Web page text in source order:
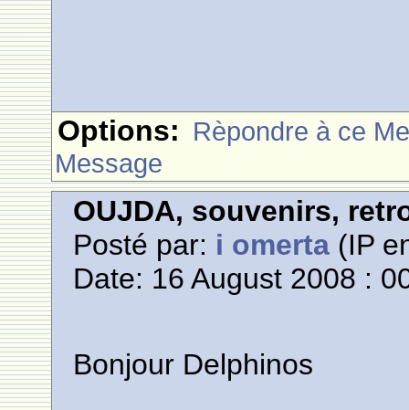
Options: Rèpondre à ce
Message
OUJDA, souvenirs,
Posté par: i omerta (IP
Date: 16 August 2008 :
Bonjour Delphinos